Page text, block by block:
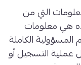
التي من
هي معلومات
الكاملة
عملية التسجيل أو